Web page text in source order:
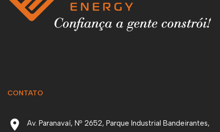
CONTATO
Av. Paranavaí, Nº 2652, Parque Industrial Bandeirantes,